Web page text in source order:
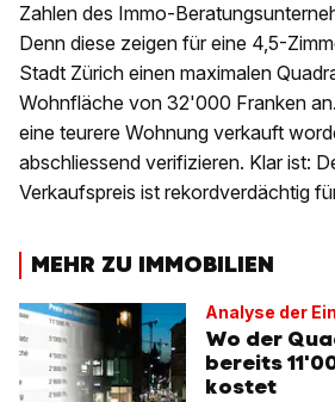
Zahlen des Immo-
Denn diese zeigen für eine 4,5-
Stadt Zürich einen maximalen
Wohnfläche von 32'000 Franken
eine teurere Wohnung verkauft
abschliessend verifizieren. Klar ist:
Verkaufspreis ist rekordverdächtig
MEHR ZU IMMOBILIEN
Analyse der
Wo der
bereits
kostet